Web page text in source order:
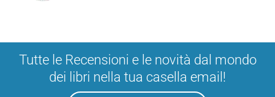
Tutte le Recensioni e le novità dal mondo
dei libri nella tua casella email!